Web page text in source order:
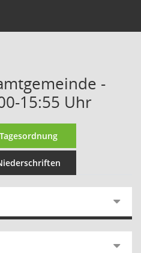
-
15:55 Uhr
Tagesordnung